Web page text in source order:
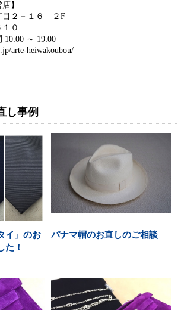
】
目２－１６ ２F
０
10:00 ～ 19:00
arte-heiwakoubou/
し事例
イ」のお
た！
パナマ帽のお直しのご相談